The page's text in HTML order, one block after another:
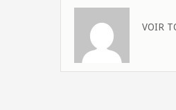
VOIR